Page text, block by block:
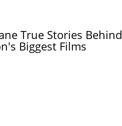
True Stories Behind
Biggest Films